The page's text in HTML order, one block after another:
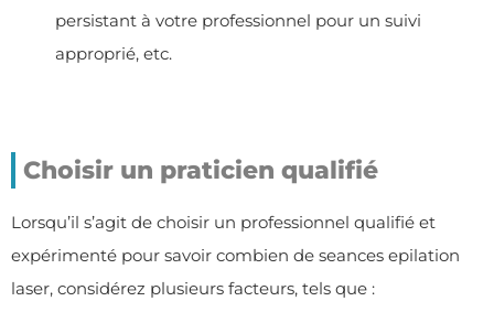
persistant à votre professionnel pour un suivi
approprié, etc.
Choisir un praticien qualifié
Lorsqu’il s’agit de choisir un professionnel qualifié et
expérimenté pour savoir combien de seances epilation
laser, considérez plusieurs facteurs, tels que :